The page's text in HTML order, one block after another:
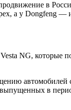
в
а у Dongfeng —
NG, которые
выпущенных в